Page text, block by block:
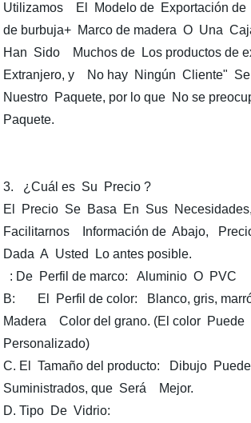
Utilizamos El Modelo de Exportación
de burbuja+ Marco de madera O Una
Han Sido Muchos de Los productos de
Extranjero, y No hay Ningún Cliente"
Nuestro Paquete, por lo que No se
Paquete.
3. ¿Cuál es Su Precio ?
El Precio Se Basa En Sus
Facilitarnos Información de Abajo,
Dada A Usted Lo antes posible.
: De Perfil de marco: Aluminio O PVC
B: El Perfil de color: Blanco, gris,
Madera Color del grano. (El color Puede
Personalizado)
C. El Tamaño del producto: Dibujo
Suministrados, que Será Mejor.
D. Tipo De Vidrio: